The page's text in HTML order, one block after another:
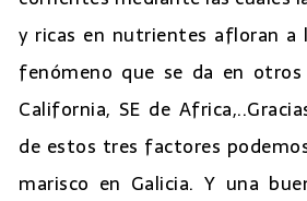
y ricas en nutrientes afloran a
fenómeno que se da en otros
California, SE de
de estos tres factores
marisco en Galicia. Y una